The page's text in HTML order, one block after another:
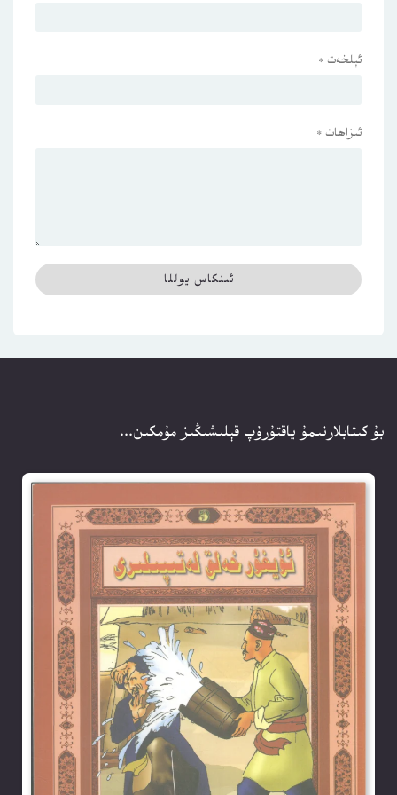
ئېلخەت *
ئىزاھات *
بۇ كىتابلارنىمۇ ياقتۇرۇپ قېلىشىڭىز مۇمكىن...